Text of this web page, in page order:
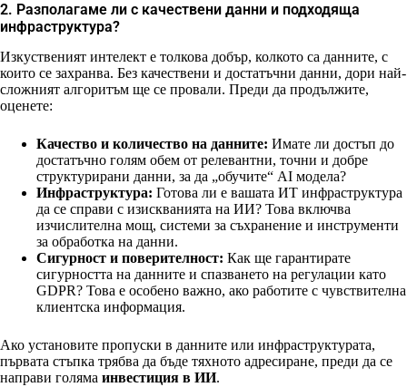
2. Разполагаме ли с качествени данни и подходяща
инфраструктура?
Изкуственият интелект е толкова добър, колкото са данните, с
които се захранва. Без качествени и достатъчни данни, дори най-
сложният алгоритъм ще се провали. Преди да продължите,
оценете:
Качество и количество на данните: Имате ли достъп до
достатъчно голям обем от релевантни, точни и добре
структурирани данни, за да „обучите“ AI модела?
Инфраструктура: Готова ли е вашата ИТ инфраструктура
да се справи с изискванията на ИИ? Това включва
изчислителна мощ, системи за съхранение и инструменти
за обработка на данни.
Сигурност и поверителност: Как ще гарантирате
сигурността на данните и спазването на регулации като
GDPR? Това е особено важно, ако работите с чувствителна
клиентска информация.
Ако установите пропуски в данните или инфраструктурата,
първата стъпка трябва да бъде тяхното адресиране, преди да се
направи голяма инвестиция в ИИ.